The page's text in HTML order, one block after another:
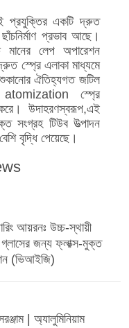
প্রযুক্তির একটি দ্রুত
প্রভাব আছে।
মানের লেপ অপারেশন
স্প্রে এলাকা মাধ্যমে
ঐতিহ্যগত জটিল
atomization স্প্রে
উদাহরণস্বরূপ,এই
সংগ্রহ টিউব উত্পাদন
বৃদ্ধি পেয়েছে।
আয়রনঃ উচ্চ-স্থায়ী
গ্লাসের জন্য ফ্লাক্স-মুক্ত
(ভিআইজি)
| অ্যালুমিনিয়াম